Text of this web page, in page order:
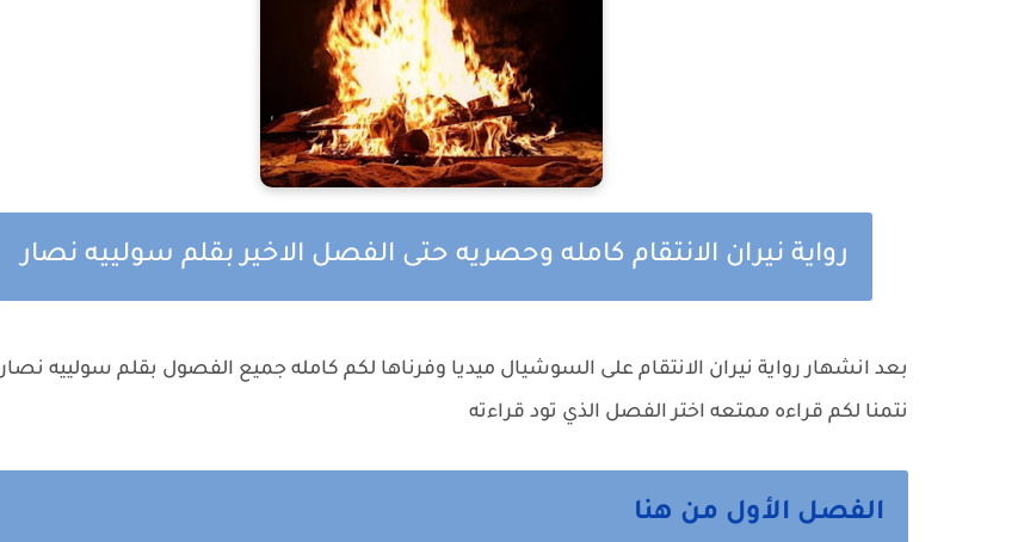
رواية نيران الانتقام كامله وحصريه حتى الفصل الاخير بقلم سولييه نصار
بعد انشهار رواية نيران الانتقام على السوشيال ميديا وفرناها لكم كامله جميع الفصول بقلم سولييه نصار
نتمنا لكم قراءه ممتعه اختر الفصل الذي تود قراءته
الفصل الأول من هنا